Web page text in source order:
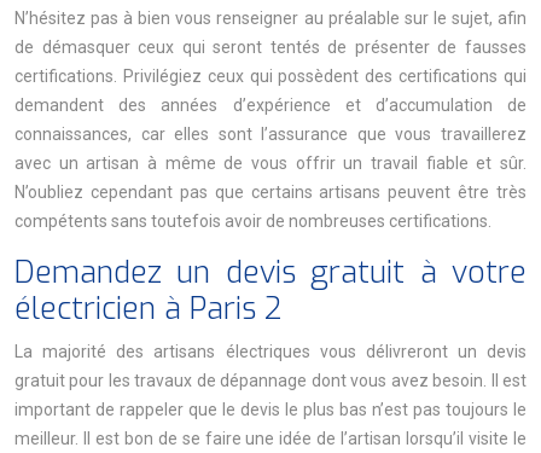
N’hésitez pas à bien vous renseigner au préalable sur le sujet, afin
de démasquer ceux qui seront tentés de présenter de fausses
certifications. Privilégiez ceux qui possèdent des certifications qui
demandent des années d’expérience et d’accumulation de
connaissances, car elles sont l’assurance que vous travaillerez
avec un artisan à même de vous offrir un travail fiable et sûr.
N’oubliez cependant pas que certains artisans peuvent être très
compétents sans toutefois avoir de nombreuses certifications.
Demandez un devis gratuit à votre
électricien à Paris 2
La majorité des artisans électriques vous délivreront un devis
gratuit pour les travaux de dépannage dont vous avez besoin. Il est
important de rappeler que le devis le plus bas n’est pas toujours le
meilleur. Il est bon de se faire une idée de l’artisan lorsqu’il visite le